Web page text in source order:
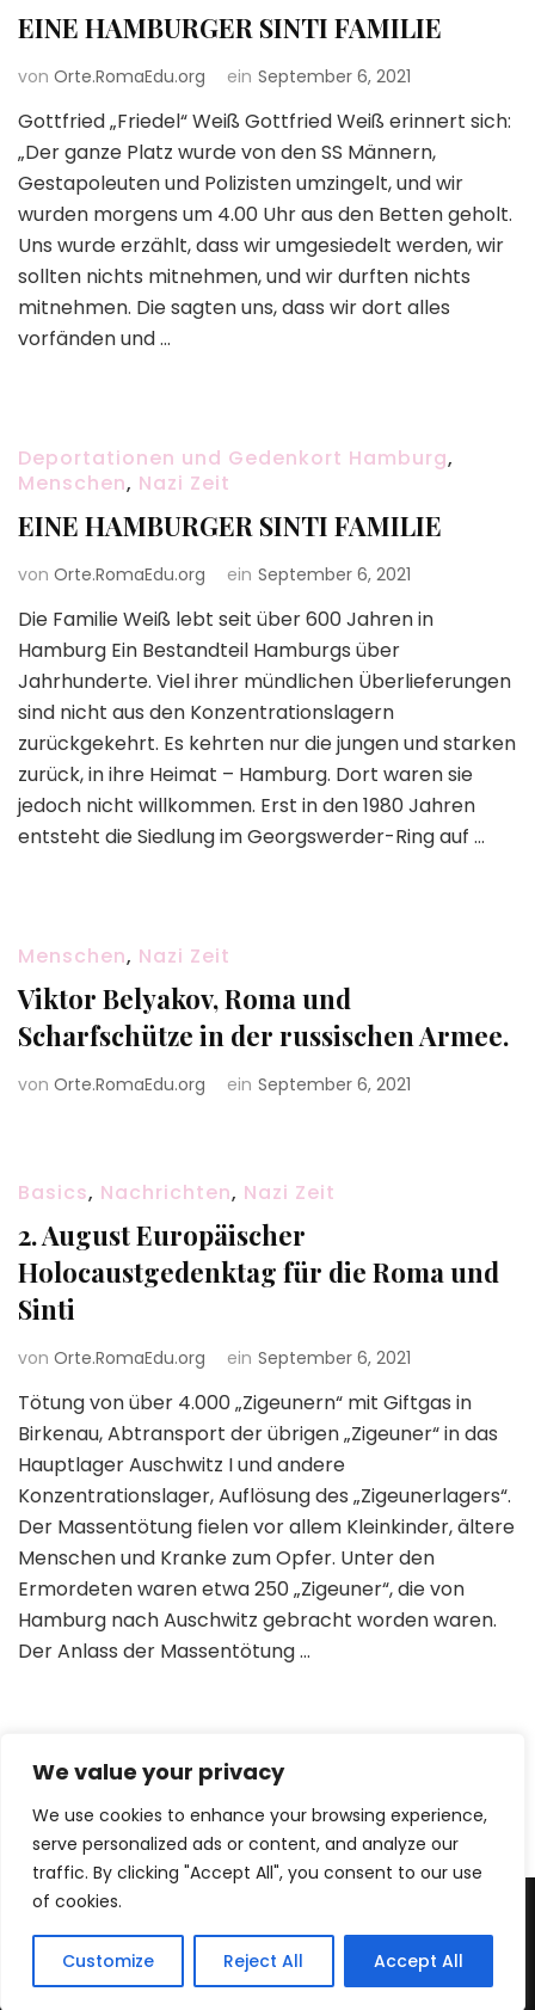
We value your privacy
We use cookies to enhance your browsing experience,
serve personalized ads or content, and analyze our
traffic. By clicking "Accept All", you consent to our use
of cookies.
Customize Reject All Accept All
EINE HAMBURGER SINTI FAMILIE
von Orte.RomaEdu.org ein September 6, 2021
Gottfried „Friedel“ Weiß Gottfried Weiß erinnert sich:
„Der ganze Platz wurde von den SS Männern,
Gestapoleuten und Polizisten umzingelt, und wir
wurden morgens um 4.00 Uhr aus den Betten geholt.
Uns wurde erzählt, dass wir umgesiedelt werden, wir
sollten nichts mitnehmen, und wir durften nichts
mitnehmen. Die sagten uns, dass wir dort alles
vorfänden und …
Deportationen und Gedenkort Hamburg,
Menschen, Nazi Zeit
EINE HAMBURGER SINTI FAMILIE
von Orte.RomaEdu.org ein September 6, 2021
Die Familie Weiß lebt seit über 600 Jahren in
Hamburg Ein Bestandteil Hamburgs über
Jahrhunderte. Viel ihrer mündlichen Überlieferungen
sind nicht aus den Konzentrationslagern
zurückgekehrt. Es kehrten nur die jungen und starken
zurück, in ihre Heimat – Hamburg. Dort waren sie
jedoch nicht willkommen. Erst in den 1980 Jahren
entsteht die Siedlung im Georgswerder-Ring auf …
Menschen, Nazi Zeit
Viktor Belyakov, Roma und
Scharfschütze in der russischen Armee.
von Orte.RomaEdu.org ein September 6, 2021
Basics, Nachrichten, Nazi Zeit
2. August Europäischer
Holocaustgedenktag für die Roma und
Sinti
von Orte.RomaEdu.org ein September 6, 2021
Tötung von über 4.000 „Zigeunern“ mit Giftgas in
Birkenau, Abtransport der übrigen „Zigeuner“ in das
Hauptlager Auschwitz I und andere
Konzentrationslager, Auflösung des „Zigeunerlagers“.
Der Massentötung fielen vor allem Kleinkinder, ältere
Menschen und Kranke zum Opfer. Unter den
Ermordeten waren etwa 250 „Zigeuner“, die von
Hamburg nach Auschwitz gebracht worden waren.
Der Anlass der Massentötung …
Beitragsnavigation
Seite
1 Seite Seite
3
Entwickelt vonBlossom Themes. Bereitgestellt von
WordPress